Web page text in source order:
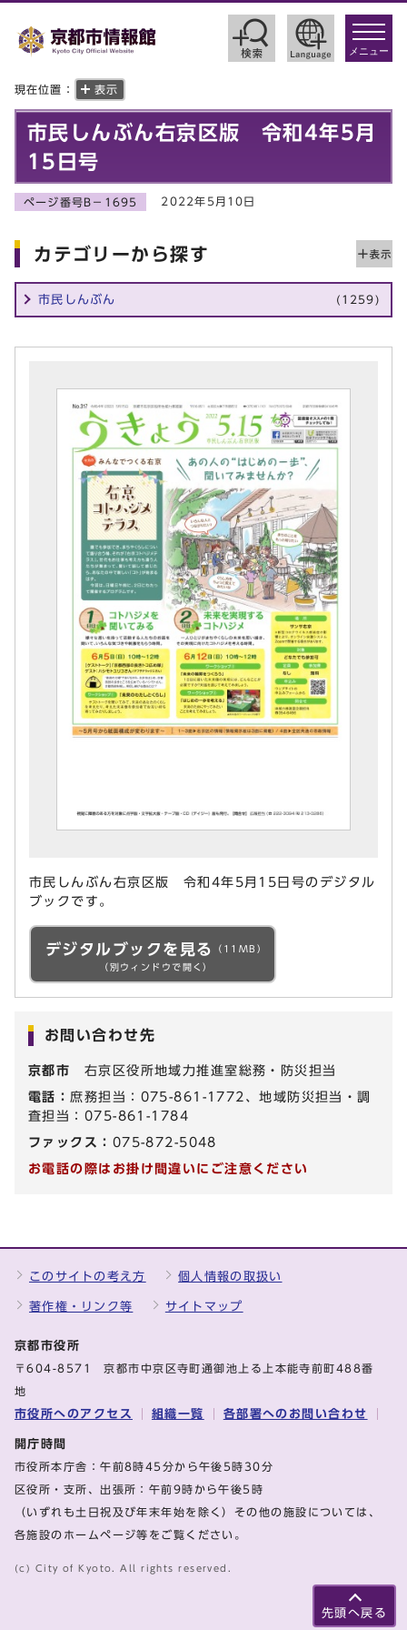
toggle
メニュー
現在位置： 表示
市民しんぶん右京区版 令和4年5月
15日号
ページ番号B－1695 2022年5月10日
カテゴリーから探す
市民しんぶん (1259)
市民しんぶん右京区版 令和4年5月15日号のデジタル
ブックです。
デジタルブックを見る
（11MB）
（別ウィンドウで開く）
お問い合わせ先
京都市 右京区役所地域力推進室総務・防災担当
電話： 庶務担当：075-861-1772、地域防災担当・調
査担当：075-861-1784
ファックス： 075-872-5048
お電話の際はお掛け間違いにご注意ください
先頭へ戻る
このサイトの考え方 個人情報の取扱い
著作権・リンク等 サイトマップ
京都市役所
〒604-8571 京都市中京区寺町通御池上る上本能寺前町488番
地
市役所へのアクセス 組織一覧 各部署へのお問い合わせ
開庁時間
市役所本庁舎：午前8時45分から午後5時30分
区役所・支所、出張所：午前9時から午後5時
（いずれも土日祝及び年末年始を除く）その他の施設については、
各施設のホームページ等をご覧ください。
(c) City of Kyoto. All rights reserved.